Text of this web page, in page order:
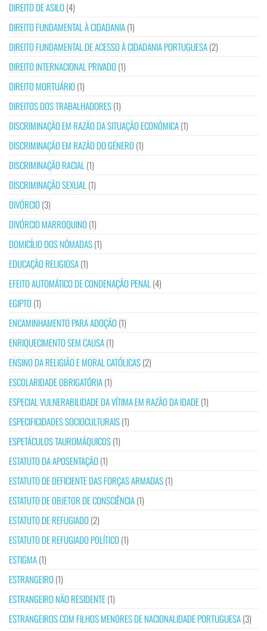
DIREITO DE ASILO (4)
DIREITO FUNDAMENTAL À CIDADANIA(1)
DIREITO FUNDAMENTAL DE ACESSO À CIDADANIA PORTUGUESA(2)
DIREITO INTERNACIONAL PRIVADO (1)
DIREITO MORTUÁRIO (1)
DIREITOS DOS TRABALHADORES(1)
DISCRIMINAÇÃO EM RAZÃO DA SITUAÇÃO ECONÓMICA(1)
DISCRIMINAÇÃO EM RAZÃO DO GÉNERO (1)
DISCRIMINAÇÃO RACIAL (1)
DISCRIMINAÇÃO SEXUAL (1)
DIVÓRCIO (3)
DIVÓRCIO MARROQUINO (1)
DOMICÍLIO DOS NÓMADAS(1)
EDUCAÇÃO RELIGIOSA(1)
EFEITO AUTOMÁTICO DE CONDENAÇÃO PENAL (4)
EGIPTO (1)
ENCAMINHAMENTO PARA ADOÇÃO (1)
ENRIQUECIMENTO SEM CAUSA(1)
ENSINO DA RELIGIÃO E MORAL CATÓLICAS(2)
ESCOLARIDADE OBRIGATÓRIA(1)
ESPECIAL VULNERABILIDADE DA VÍTIMA EM RAZÃO DA IDADE(1)
ESPECIFICIDADES SOCIOCULTURAIS(1)
ESPETÁCULOS TAUROMÁQUICOS(1)
ESTATUTO DA APOSENTAÇÃO (1)
ESTATUTO DE DEFICIENTE DAS FORÇAS ARMADAS(1)
ESTATUTO DE OBJETOR DE CONSCIÊNCIA(1)
ESTATUTO DE REFUGIADO (2)
ESTATUTO DE REFUGIADO POLÍTICO (1)
ESTIGMA(1)
ESTRANGEIRO (1)
ESTRANGEIRO NÃO RESIDENTE(1)
ESTRANGEIROS COM FILHOS MENORES DE NACIONALIDADE PORTUGUESA(3)